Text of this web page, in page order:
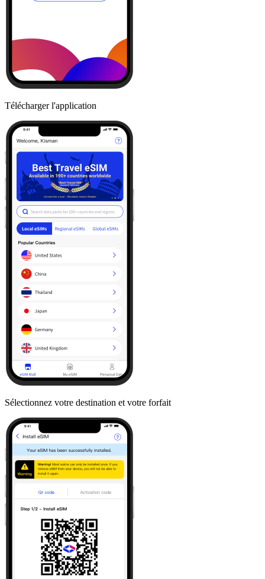
Télécharger l'application
Sélectionnez votre destination et votre forfait